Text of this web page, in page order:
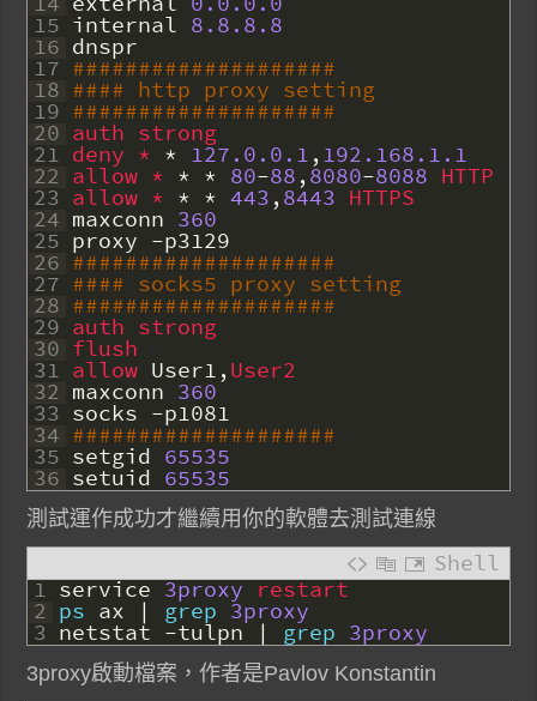
15
16
17
18
19
20
21
22
23
24
25
26
27
28
29
30
31
32
33
34
35
36
internal 8.8.8.8
dnspr
####################
#### http proxy setting
####################
auth strong
deny * * 127.0.0.1,192.168.1.1
allow * * * 80-88,8080-8088 HTTP
allow * * * 443,8443 HTTPS
maxconn 360
proxy -p3129
####################
#### socks5 proxy setting
####################
auth strong
flush
allow User1,User2
maxconn 360
socks -p1081
####################
setgid 65535
setuid 65535
測試運作成功才繼續用你的軟體去測試連線
Shell
1
2
3
service 3proxy restart
ps ax | grep 3proxy
netstat -tulpn | grep 3proxy
3proxy啟動檔案，作者是Pavlov Konstantin